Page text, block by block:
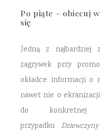
Po piąte – obiecuj
się
Jedną z najbardziej
zagrywek przy
okładce informacji o
nawet nie o
do
przypadku